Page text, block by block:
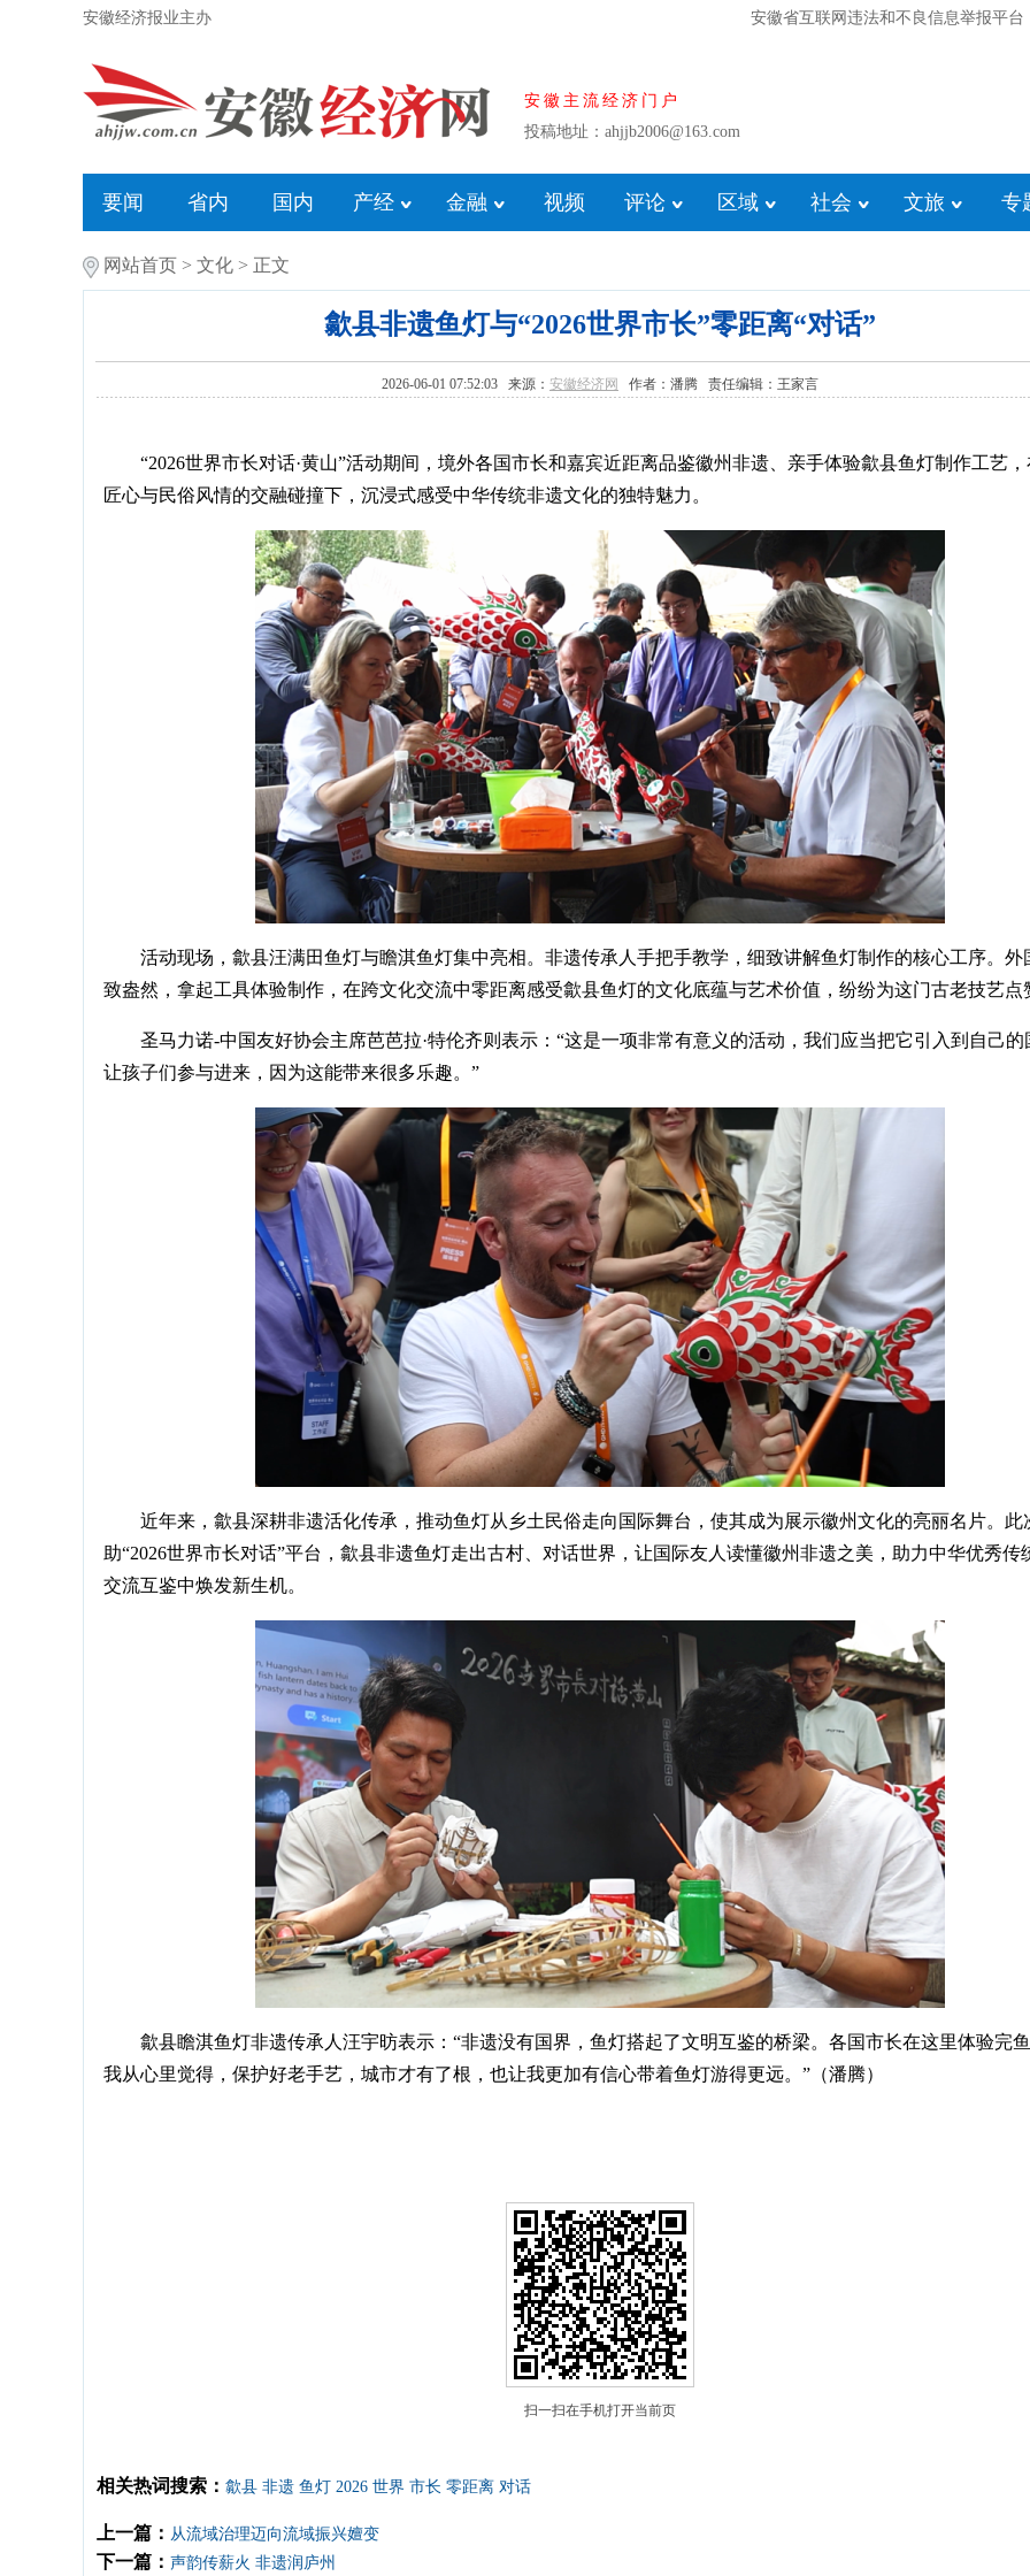
安徽经济报业主办 安徽省互联网违法和不良信息举报平台
安徽主流经济门户
投稿地址：ahjjb2006@163.com
要闻 省内 国内 产经 金融 视频 评论 区域 社会 文旅 专
网站首页 > 文化 > 正文
歙县非遗鱼灯与“2026世界市长”零距离“对话”
2026-06-01 07:52:03 来源： 安徽经济网 作者：潘腾 责任编辑：王家言
“2026世界市长对话·黄山”活动期间，境外各国市长和嘉宾近距离品鉴徽州非遗、亲手体验歙县鱼灯制作工艺
匠心与民俗风情的交融碰撞下，沉浸式感受中华传统非遗文化的独特魅力。
活动现场，歙县汪满田鱼灯与瞻淇鱼灯集中亮相。非遗传承人手把手教学，细致讲解鱼灯制作的核心工序。外
致盎然，拿起工具体验制作，在跨文化交流中零距离感受歙县鱼灯的文化底蕴与艺术价值，纷纷为这门古老技艺点
圣马力诺-中国友好协会主席芭芭拉·特伦齐则表示：“这是一项非常有意义的活动，我们应当把它引入到自己的
让孩子们参与进来，因为这能带来很多乐趣。”
近年来，歙县深耕非遗活化传承，推动鱼灯从乡土民俗走向国际舞台，使其成为展示徽州文化的亮丽名片。此
助“2026世界市长对话”平台，歙县非遗鱼灯走出古村、对话世界，让国际友人读懂徽州非遗之美，助力中华优秀传
交流互鉴中焕发新生机。
歙县瞻淇鱼灯非遗传承人汪宇昉表示：“非遗没有国界，鱼灯搭起了文明互鉴的桥梁。各国市长在这里体验完
我从心里觉得，保护好老手艺，城市才有了根，也让我更加有信心带着鱼灯游得更远。”（潘腾）
扫一扫在手机打开当前页
相关热词搜索： 歙县 非遗 鱼灯 2026 世界 市长 零距离 对话
上一篇： 从流域治理迈向流域振兴嬗变
下一篇： 声韵传薪火 非遗润庐州